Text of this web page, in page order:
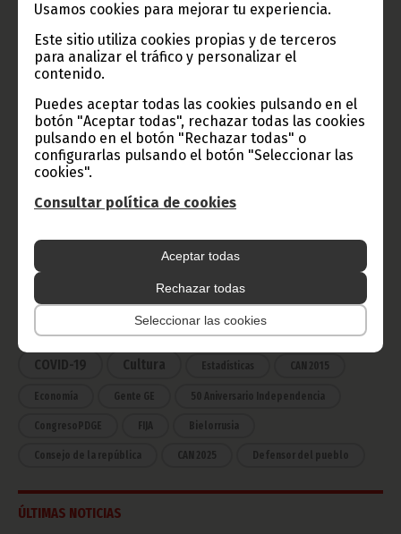
Usamos cookies para mejorar tu experiencia.
Este sitio utiliza cookies propias y de terceros
para analizar el tráfico y personalizar el
contenido.
Puedes aceptar todas las cookies pulsando en el
botón "Aceptar todas", rechazar todas las cookies
pulsando en el botón "Rechazar todas" o
configurarlas pulsando el botón "Seleccionar las
cookies".
Consultar política de cookies
Aceptar todas
Rechazar todas
Seleccionar las cookies
TVGE
Radio Nacional de Guinea
Ecuatorial
Gobierno
Presidencia
África
Deportes Vicepresidencia
COVID-19 Cultura Estadísticas CAN 2015
Economía Gente GE 50 Aniversario Independencia
CongresoPDGE FIJA Bielorrusia
Consejo de la república CAN 2025 Defensor del pueblo
ÚLTIMAS NOTICIAS